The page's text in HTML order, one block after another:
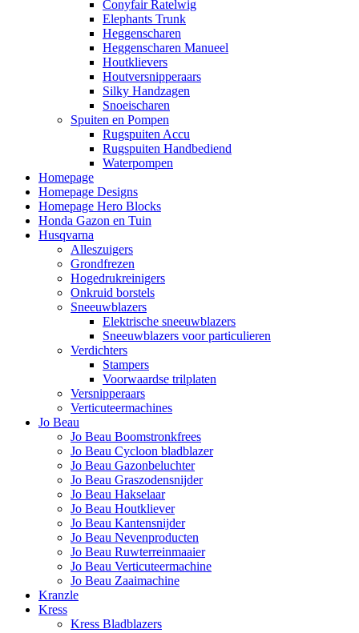
Conyfair Ratelwig
Elephants Trunk
Heggenscharen
Heggenscharen Manueel
Houtklievers
Houtversnipperaars
Silky Handzagen
Snoeischaren
Spuiten en Pompen
Rugspuiten Accu
Rugspuiten Handbediend
Waterpompen
Homepage
Homepage Designs
Homepage Hero Blocks
Honda Gazon en Tuin
Husqvarna
Alleszuigers
Grondfrezen
Hogedrukreinigers
Onkruid borstels
Sneeuwblazers
Elektrische sneeuwblazers
Sneeuwblazers voor particulieren
Verdichters
Stampers
Voorwaardse trilplaten
Versnipperaars
Verticuteermachines
Jo Beau
Jo Beau Boomstronkfrees
Jo Beau Cycloon bladblazer
Jo Beau Gazonbeluchter
Jo Beau Graszodensnijder
Jo Beau Hakselaar
Jo Beau Houtkliever
Jo Beau Kantensnijder
Jo Beau Nevenproducten
Jo Beau Ruwterreinmaaier
Jo Beau Verticuteermachine
Jo Beau Zaaimachine
Kranzle
Kress
Kress Bladblazers